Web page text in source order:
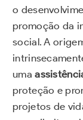
o
promoção da
social. A
uma
proteção e
projetos de